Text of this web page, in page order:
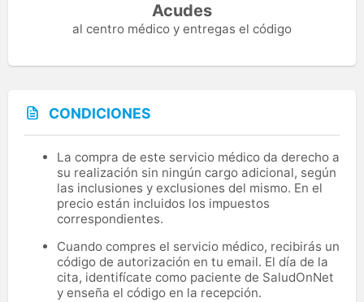
Acudes
al centro médico y entregas el código
CONDICIONES
La compra de este servicio médico da derecho a
su realización sin ningún cargo adicional, según
las inclusiones y exclusiones del mismo. En el
precio están incluidos los impuestos
correspondientes.
Cuando compres el servicio médico, recibirás un
código de autorización en tu email. El día de la
cita, identifícate como paciente de SaludOnNet
y enseña el código en la recepción.